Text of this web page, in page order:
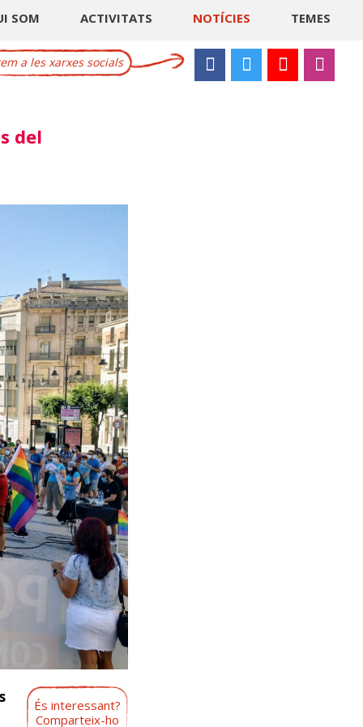
SOM ACTIVITATS NOTÍCIES TEMES
a les xarxes socials
del
És interessant?
Comparteix-ho